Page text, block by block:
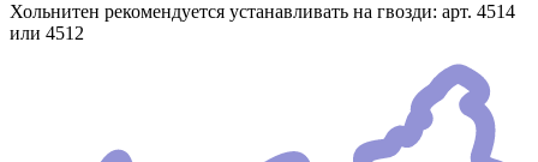
Хольнитен рекомендуется устанавливать на гвозди: арт. 4514
или 4512